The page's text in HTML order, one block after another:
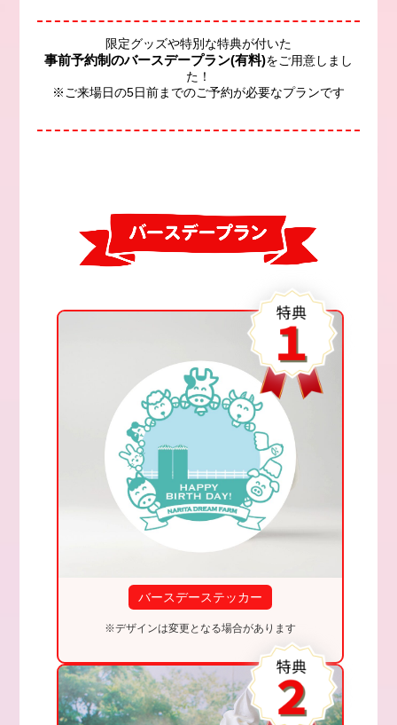
限定グッズや特別な特典が付いた
事前予約制のバースデープラン(有料)をご用意しまし
た！
※ご来場日の5日前までのご予約が必要なプランです
バースデーステッカー
※デザインは変更となる場合があります